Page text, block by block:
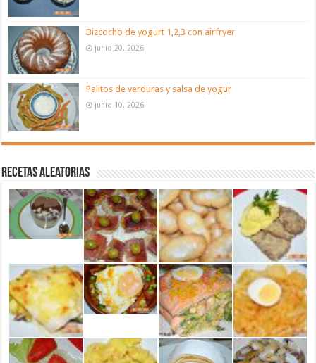
Bizcocho de yogurt 1,2,3 con airfryer
junio 20, 2026
Palitos de verduras y salsa de yogur
junio 10, 2026
Recetas aleatorias